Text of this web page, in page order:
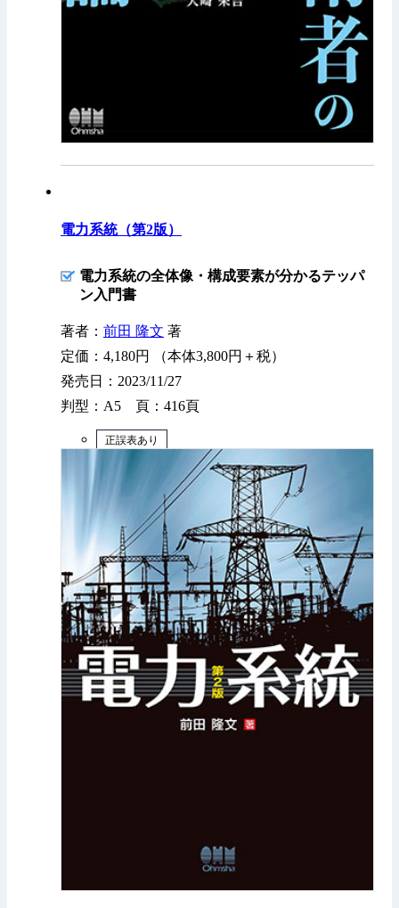
電力系統（第2版）
電力系統の全体像・構成要素が分かるテッパ
ン入門書
著者： 前田 隆文 著
定価：4,180円 （本体3,800円＋税）
発売日：2023/11/27
判型：A5 頁：416頁
正誤表あり